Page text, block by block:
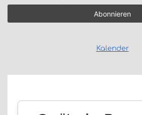
Kalender